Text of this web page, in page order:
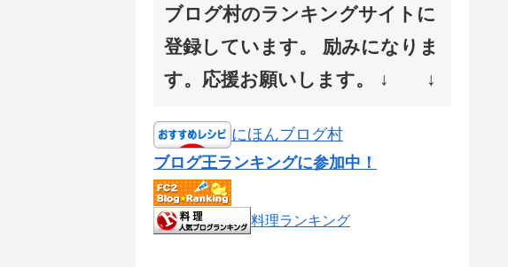
ブログ村のランキングサイトに
登録しています。 励みになりま
す。応援お願いします。 ↓ ↓
にほんブログ村
ブログ王ランキングに参加中！
料理ランキング